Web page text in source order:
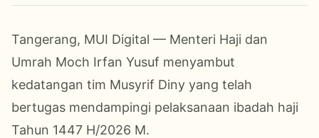
Tangerang, MUI Digital — Menteri Haji dan
Umrah Moch Irfan Yusuf menyambut
kedatangan tim Musyrif Diny yang telah
bertugas mendampingi pelaksanaan ibadah haji
Tahun 1447 H/2026 M.